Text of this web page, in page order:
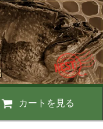
カートを見る